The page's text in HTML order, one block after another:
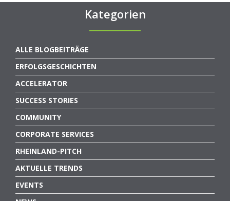
Kategorien
ALLE BLOGBEITRÄGE
ERFOLGSGESCHICHTEN
ACCELERATOR
SUCCESS STORIES
COMMUNITY
CORPORATE SERVICES
RHEINLAND-PITCH
AKTUELLE TRENDS
EVENTS